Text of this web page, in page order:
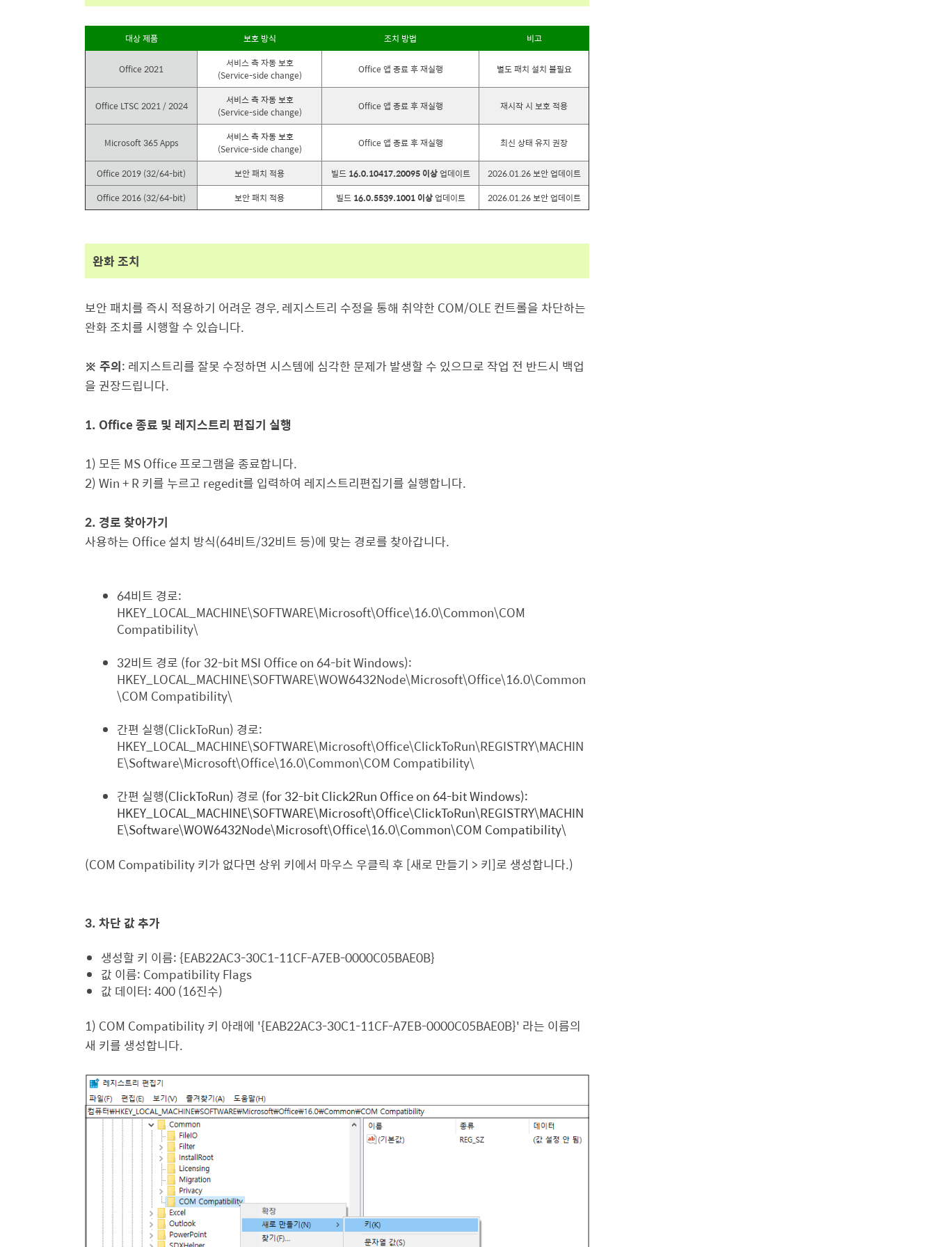
대상 제품 보호 방식 조치 방법 비고
Office 2021
서비스 측 자동 보호
(Service-side change)
Office 앱 종료 후 재실행 별도 패치 설치 불필요
Office LTSC 2021 / 2024
서비스 측 자동 보호
(Service-side change)
Office 앱 종료 후 재실행 재시작 시 보호 적용
Microsoft 365 Apps
서비스 측 자동 보호
(Service-side change)
Office 앱 종료 후 재실행 최신 상태 유지 권장
Office 2019 (32/64-bit) 보안 패치 적용 빌드 16.0.10417.20095이상업데이트 2026.01.26보안 업데이트
Office 2016 (32/64-bit)
보안 패치 적용 빌드 16.0.5539.1001이상업데이트 2026.01.26보안 업데이트
완화 조치
보안 패치를 즉시 적용하기 어려운 경우,레지스트리 수정을 통해 취약한 COM/OLE 컨트롤을 차단하는
완화 조치를 시행할 수 있습니다.
※ 주의: 레지스트리를 잘못 수정하면 시스템에 심각한 문제가 발생할 수 있으므로 작업 전 반드시 백업
을 권장드립니다.
1. Office 종료 및 레지스트리 편집기 실행
1) 모든 MS Office프로그램을 종료합니다.
2) Win + R 키를 누르고 regedit를 입력하여 레지스트리편집기를 실행합니다.
2. 경로 찾아가기
사용하는 Office 설치 방식(64비트/32비트 등)에 맞는 경로를 찾아갑니다.
64비트 경로:
HKEY_LOCAL_MACHINE\SOFTWARE\Microsoft\Office\16.0\Common\COM
Compatibility\
32비트 경로 (for 32-bit MSI Office on 64-bit Windows):
HKEY_LOCAL_MACHINE\SOFTWARE\WOW6432Node\Microsoft\Office\16.0\Common
\COM Compatibility\
간편 실행(ClickToRun) 경로:
HKEY_LOCAL_MACHINE\SOFTWARE\Microsoft\Office\ClickToRun\REGISTRY\MACHIN
E\Software\Microsoft\Office\16.0\Common\COM Compatibility\
간편 실행(ClickToRun) 경로 (for 32-bit Click2Run Office on 64-bit Windows):
HKEY_LOCAL_MACHINE\SOFTWARE\Microsoft\Office\ClickToRun\REGISTRY\MACHIN
E\Software\WOW6432Node\Microsoft\Office\16.0\Common\COM Compatibility\
(COM Compatibility키가 없다면 상위 키에서 마우스 우클릭 후 [새로 만들기 > 키]로 생성합니다.)
3.차단 값 추가
생성할 키 이름: {EAB22AC3-30C1-11CF-A7EB-0000C05BAE0B}
값 이름: Compatibility Flags
값 데이터: 400 (16진수)
1) COM Compatibility키 아래에 '{EAB22AC3-30C1-11CF-A7EB-0000C05BAE0B}' 라는 이름의
새 키를 생성합니다.